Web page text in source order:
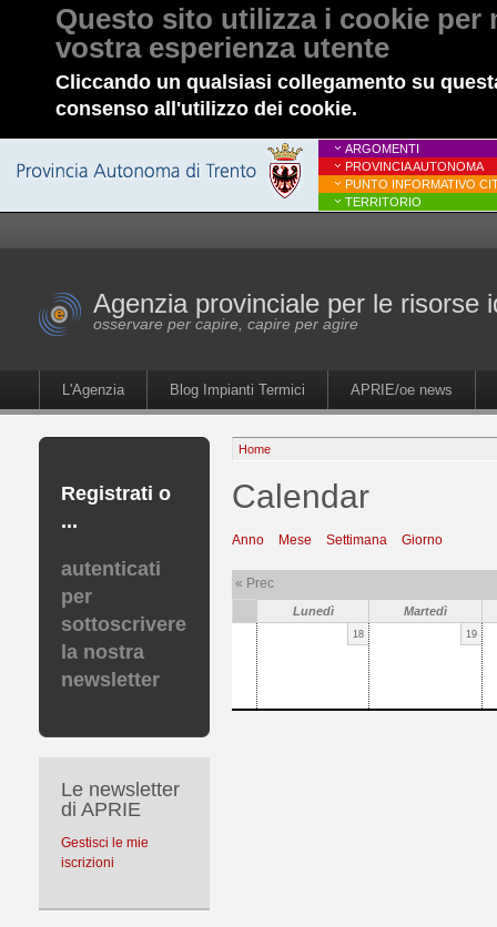
Questo sito utilizza i cookie per
vostra esperienza utente
Cliccando un qualsiasi collegamento su
consenso all'utilizzo dei cookie.
ARGOMENTI
PROVINCIA AUTONOMA
PUNTO INFORMATIVO
TERRITORIO
Agenzia provinciale per le risorse
osservare per capire, capire per agire
L'Agenzia Blog Impianti Termici APRIE/oe news
Registrati o
...
autenticati
per
sottoscrivere
la nostra
newsletter
Le newsletter
di APRIE
Gestisci le mie
iscrizioni
Home
Calendar
Anno Mese Settimana Giorno
« Prec
Lunedì Martedì
18 19